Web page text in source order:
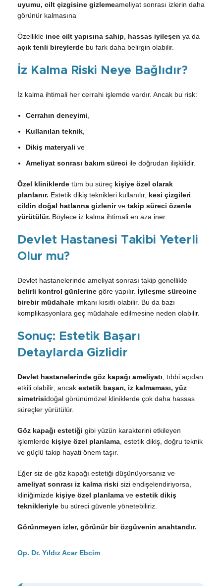
uyumu, cilt çizgisine gizlemeameliyat sonrası izlerin daha
görünür kalmasına
Özellikle ince cilt yapısına sahip hassas iyileşen ya da
açık tenli bireylerde bu fark daha belirgin olabilir.
İz Kalma Riski Neye Bağlıdır?
İz kalma ihtimali her cerrahi işlemde vardır. Ancak bu risk:
Cerrahın deneyimi
Kullanılan teknik
Dikiş materyali ve
Ameliyat sonrası bakım süreci ile doğrudan ilişkilidir.
Özel kliniklerde tüm bu süreç kişiye özel olarak
planlanır. Estetik dikiş teknikleri kullanılır, kesi çizgileri
cildin doğal hatlarına gizlenirve takip süreci özenle
yürütülür. Böylece iz kalma ihtimali en aza iner.
Devlet Hastanesi Takibi Yeterli
Olur mu?
Devlet hastanelerinde ameliyat sonrası takip genellikle
belirli kontrol günlerine göre yapılır. İyileşme sürecine
birebir müdahale imkanı kısıtlı olabilir. Bu da bazı
komplikasyonlara geç müdahale edilmesine neden olabilir.
Sonuç: Estetik Başarı
Detaylarda Gizlidir
Devlet hastanelerinde göz kapağı ameliyatı , tıbbi açıdan
etkili olabilir; ancak estetik başarı, iz kalmaması, yüz
simetrisidoğal görünümözel kliniklerde çok daha hassas
süreçler yürütülür.
Göz kapağı estetiği gibi yüzün karakterini etkileyen
işlemlerde kişiye özel planlama , estetik dikiş, doğru teknik
ve güçlü takip hayati önem taşır.
Eğer siz de göz kapağı estetiği düşünüyorsanız ve
ameliyat sonrası iz kalma riski sizi endişelendiriyorsa,
kliniğimizde kişiye özel planlama ve estetik dikiş
teknikleriyle bu süreci güvenle yönetebiliriz.
Görünmeyen izler, görünür bir özgüvenin anahtarıdır.
Op. Dr. Yıldız Acar Ebcim